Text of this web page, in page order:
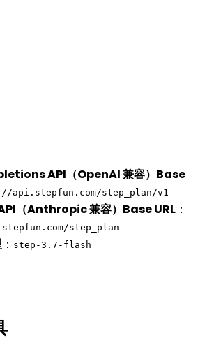
API（OpenAI 兼容）Base
api.stepfun.com/step_plan/v1
（Anthropic 兼容）Base URL ：
step_plan
： step-3.7-flash